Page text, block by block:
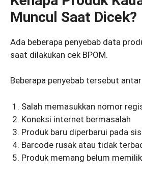
Muncul Saat Dicek?
Ada beberapa penyebab data
saat dilakukan cek BPOM.
Beberapa penyebab tersebut
Salah memasukkan nomor
Koneksi internet bermasalah
Produk baru diperbarui pada
Barcode rusak atau tidak
Produk memang belum